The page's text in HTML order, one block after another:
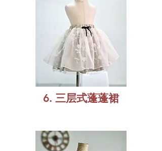
6. 三层式蓬蓬裙